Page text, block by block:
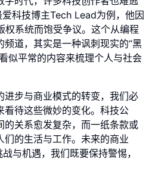
爱科技博主Tech Lead为例，他因
权系统而饱受争议。这个从编程
道，其实是一种讽刺现实的“黑
似平常的内容来梳理个人与社会
进步与商业模式的转变，我们必
看待这些微妙的变化。科技公
的关系愈发复杂，而一纸条款或
们的生活与工作。未来的商业
与机遇，我们既要保持警惕，